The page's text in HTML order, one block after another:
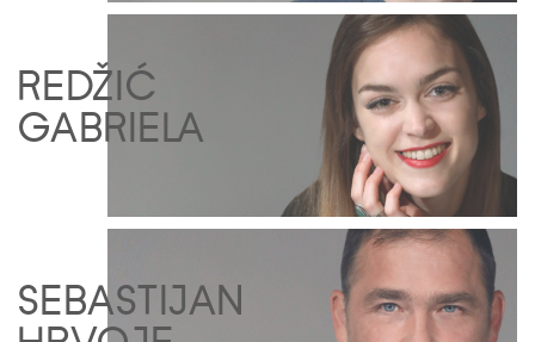
REDŽIĆ
GABRIELA
SEBASTIJAN